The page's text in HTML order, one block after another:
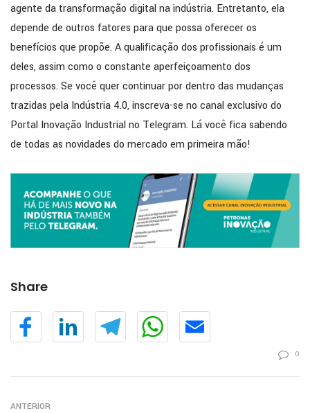
agente da transformação digital na indústria. Entretanto, ela
depende de outros fatores para que possa oferecer os
benefícios que propõe. A qualificação dos profissionais é um
deles, assim como o constante aperfeiçoamento dos
processos. Se você quer continuar por dentro das mudanças
trazidas pela Indústria 4.0, inscreva-se no canal exclusivo do
Portal Inovação Industrial no Telegram. Lá você fica sabendo
de todas as novidades do mercado em primeira mão!
Share
0
ANTERIOR